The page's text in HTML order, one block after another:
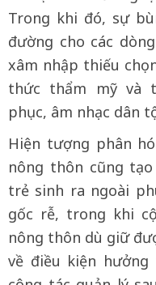
Trong khi đó, sự
đường cho các
xâm nhập thiếu
thức thẩm mỹ và
phục, âm nhạc dân
Hiện tượng phân
nông thôn cũng
trẻ sinh ra ngoài
gốc rễ, trong khi
nông thôn dù giữ
về điều kiện hưởng